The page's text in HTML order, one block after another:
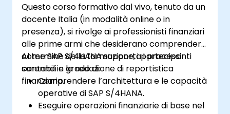
Questo corso formativo dal vivo, tenuto da un
docente Italia (in modalità online o in
presenza), si rivolge ai professionisti finanziari
alle prime armi che desiderano comprendere
come SAP S/4HANA supporta i processi
contabili e la redazione di reportistica
finanziaria.
Al termine della formazione, i partecipanti
saranno in grado di:
Comprendere l’architettura e le capacità
operative di SAP S/4HANA.
Eseguire operazioni finanziarie di base nel